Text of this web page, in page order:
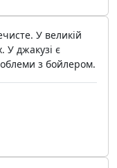
У великій
У джакузі є
з бойлером.